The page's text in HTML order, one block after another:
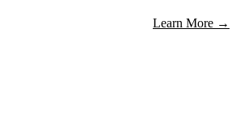
Learn More →